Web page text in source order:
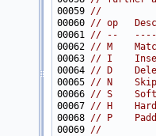
00059 //
00060 // op
00061 // --
00062 // M
00063 // I
00064 // D
00065 // N
00066 // S    Soft
00067 // H    Hard
00068 // P
00069 //